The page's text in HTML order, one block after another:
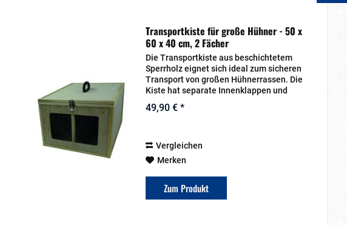
Transportkiste für große Hühner - 50 x
60 x 40 cm, 2 Fächer
Die Transportkiste aus beschichtetem
Sperrholz eignet sich ideal zum sicheren
Transport von großen Hühnerrassen. Die
Kiste hat separate Innenklappen und
können herausgenommen werden. Durch
49,90 € *
Vergleichen
Merken
Zum Produkt